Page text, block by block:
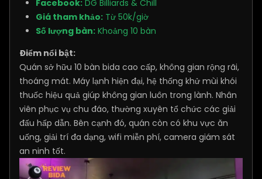
Facebook: DG Billiards & Chill
Giá tham khảo: Từ 50k/giờ
Số lượng bàn: Khoảng 10 bàn
Điểm nổi bật:
Quán sở hữu 10 bàn bida cao cấp, không gian rộng rãi,
thoáng mát. Máy lạnh hiện đại, hệ thống khử mùi khói
thuốc hiệu quả giúp không gian luôn trong lành. Nhân
viên phục vụ chu đáo, thường xuyên tổ chức các giải
đấu hấp dẫn. Bên cạnh đó, quán còn có khu vực ăn
uống, giải trí đa dạng, wifi miễn phí, camera giám sát
an ninh tốt.